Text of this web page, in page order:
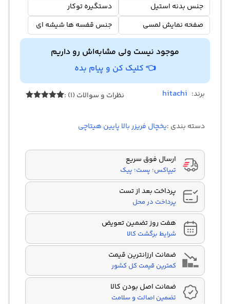
جنس بدنه استیل
دستگیره توکار
صفحه نمایش لمسی
جنس قفسه ها شیشه ای
موجود نیست ولی مشابه‌اش رو داریم
👈 کلیک کن و پیام بده
برند: hitachi نظرات و سوالات (1) :
دسته بندی :یخچال فریزر بالا پایین هیتاچی
ارسال فوق سریع
تیپاکس؛ پست؛ پیک
پرداخت بعد از تست
پرداخت در محل
هفت روز تضمین تعویض
شرایط برگشت کالا
ضمانت ارزانترین قیمت
کمترین قیمت کل کشور
ضمانت اصل بودن کالا
تضمین اصالت و سلامت